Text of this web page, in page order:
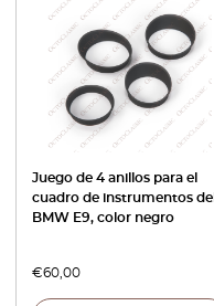
Juego de 4 anillos para el
cuadro de instrumentos del
BMW E9, color negro
€60,00